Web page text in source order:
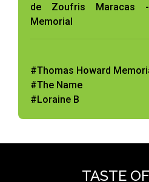
de Zoufris Maracas
Memorial
#Thomas Howard
#The Name
#Loraine B
TASTE